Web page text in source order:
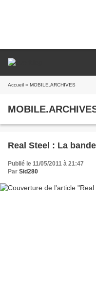
Accueil » MOBILE.ARCHIVES
Real Steel : La
Publié le 11/05/2011 à 21:47
Par Sid280